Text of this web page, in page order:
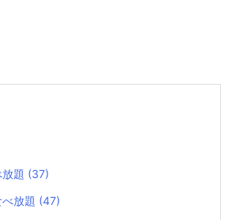
題 (37)
放題 (47)